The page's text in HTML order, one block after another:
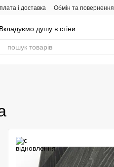
і доставка Обмін та повернення
Вкладуємо душу в стіни